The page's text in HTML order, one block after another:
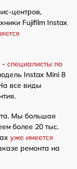
центров,
Fujifilm Instax
- специалисты по
Instax Mini 8
все виды
Мы большая
более 20 тыс.
уже имеется
ремонта на